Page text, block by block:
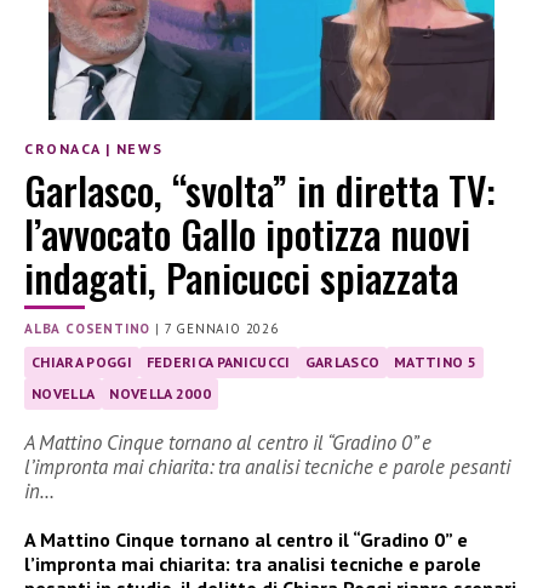
CRONACA | NEWS
Garlasco, “svolta” in diretta TV:
l’avvocato Gallo ipotizza nuovi
indagati, Panicucci spiazzata
ALBA COSENTINO | 7 GENNAIO 2026
CHIARA POGGI FEDERICA PANICUCCI GARLASCO
MATTINO 5
NOVELLA
NOVELLA 2000
A Mattino Cinque tornano al centro il “Gradino 0” e
l’impronta mai chiarita: tra analisi tecniche e parole pesanti
in…
A Mattino Cinque tornano al centro il “Gradino 0” e
l’impronta mai chiarita: tra analisi tecniche e parole